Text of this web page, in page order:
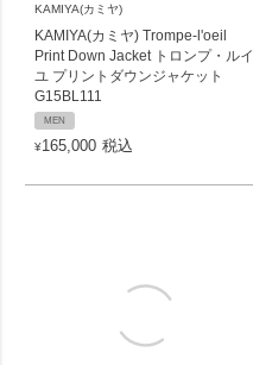
KAMIYA(カミヤ)
KAMIYA(カミヤ) Trompe-l'oeil
Print Down Jacket トロンプ・ルイ
ユ プリントダウンジャケット
G15BL111
MEN
¥165,000 税込